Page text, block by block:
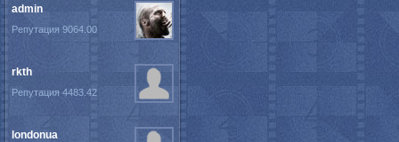
admin
Репутация 9064.00
rkth
Репутация 4483.42
londonua